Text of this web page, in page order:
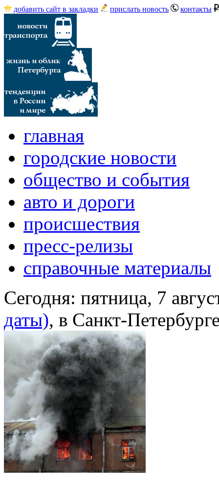
добавить сайт в закладки прислать новость контакты
главная
городские новости
общество и события
авто и дороги
происшествия
пресс-релизы
справочные материалы
Сегодня: пятница, 7
даты), в Санкт-